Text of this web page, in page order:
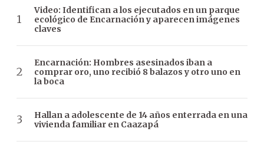
Video: Identifican a los ejecutados en un parque
ecológico de Encarnación y aparecen imágenes
claves
Encarnación: Hombres asesinados iban a
comprar oro, uno recibió 8 balazos y otro uno en
la boca
Hallan a adolescente de 14 años enterrada en una
vivienda familiar en Caazapá